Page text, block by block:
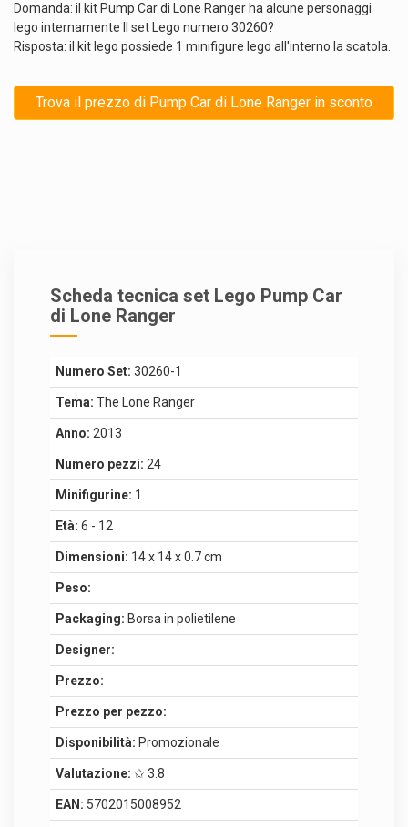
Domanda: il kit Pump Car di Lone Ranger ha alcune personaggi
lego internamente Il set Lego numero 30260?
Risposta: il kit lego possiede 1 minifigure lego all'interno la scatola.
Trova il prezzo di Pump Car di Lone Ranger in sconto
Scheda tecnica set Lego Pump Car
di Lone Ranger
Numero Set: 30260-1
Tema: The Lone Ranger
Anno: 2013
Numero pezzi: 24
Minifigurine: 1
Età: 6 - 12
Dimensioni: 14 x 14 x 0.7 cm
Peso:
Packaging: Borsa in polietilene
Designer:
Prezzo:
Prezzo per pezzo:
Disponibilità: Promozionale
Valutazione: ✩ 3.8
EAN: 5702015008952